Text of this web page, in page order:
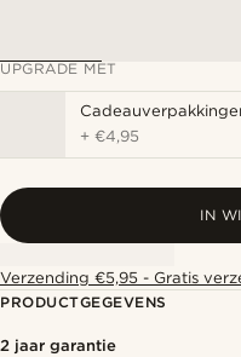
UPGRADE MET
+€4,95
IN
Verzending €5,95 - Gratis
PRODUCTGEGEVENS
2 jaar garantie